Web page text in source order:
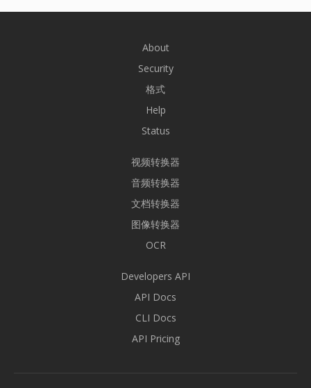
About
Security
格式
Help
Status
视频转换器
音频转换器
文档转换器
图像转换器
OCR
Developers API
API Docs
CLI Docs
API Pricing